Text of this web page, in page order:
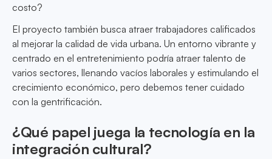
costo?
El proyecto también busca atraer trabajadores calificados
al mejorar la calidad de vida urbana. Un entorno vibrante y
centrado en el entretenimiento podría atraer talento de
varios sectores, llenando vacíos laborales y estimulando el
crecimiento económico, pero debemos tener cuidado
con la gentrificación.
¿Qué papel juega la tecnología en la
integración cultural?